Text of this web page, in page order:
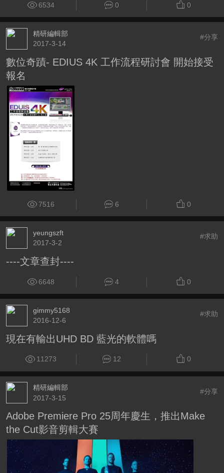
6534 0 0
精研編輯部
2017-3-14
#分享
數位奇蹟- EDIUS 4K 工作流程研討會 開始接受
報名
7516 6 0
yeungszft
2017-3-2
#求助
----文章查封----
6648 4 0
gimmy5168
2016-12-6
#求助
現在有輸出UHD BD 藍光的軟體嗎
11273 12 0
精研編輯部
2017-3-15
#分享
Adobe Premiere Pro 25周年慶生，推出Make
the Cut影音剪輯大賽